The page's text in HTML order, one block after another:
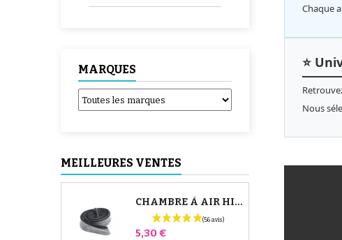
MARQUES
MEILLEURES VENTES
CHAMBRE À AIR HIGH TREK BÉBÉ CONFORT
Prix
5,30 €
Chaque
⭐
Nous